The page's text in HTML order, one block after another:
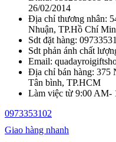
26/02/2014
Địa chỉ thương nhân:
Nhuận, TP.Hồ Chí
Sdt đặt hàng:
Sdt phản ánh chất
Email:
Địa chỉ bán hàng: 375
Tân bình, TP.HCM
Làm việc từ 9:00 AM-
0973353102
Giao hàng nhanh